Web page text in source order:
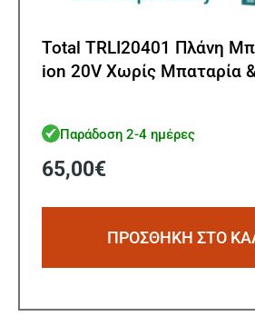
Total TRLI20401 Πλάνη
ion 20V Χωρίς Μπαταρία
Παράδοση 2-4 ημέρες
65,00€
ΠΡΟΣΘΗΚΗ ΣΤΟ